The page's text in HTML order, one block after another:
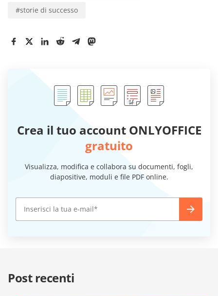
#storie di successo
Crea il tuo account ONLYOFFICE
gratuito
Visualizza, modifica e collabora su documenti, fogli,
diapositive, moduli e file PDF online.
Post recenti